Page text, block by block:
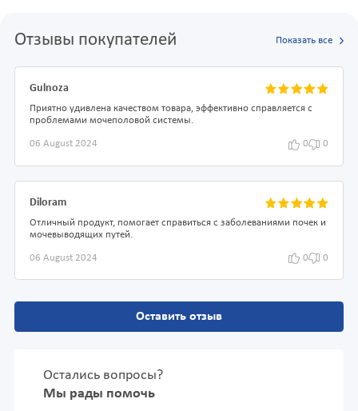
Отзывы покупателей Показать все
Gulnoza
Приятно удивлена качеством товара, эффективно справляется с
проблемами мочеполовой системы.
06 August 2024 0 0
Diloram
Отличный продукт, помогает справиться с заболеваниями почек и
мочевыводящих путей.
06 August 2024 0 0
Оставить отзыв
Остались вопросы?
Мы рады помочь